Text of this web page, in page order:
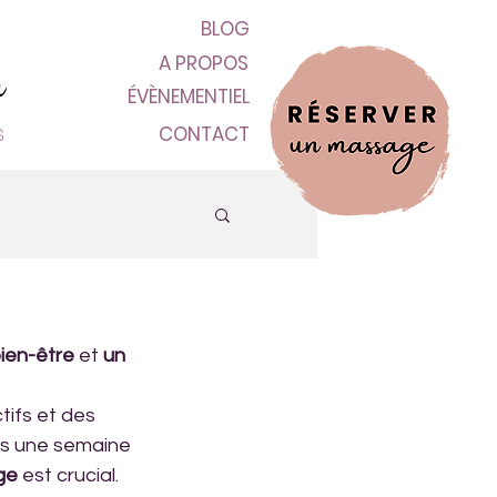
BLOG
A PROPOS
ÉVÈNEMENTIEL
CONTACT
être et un
et des
une semaine
est crucial.